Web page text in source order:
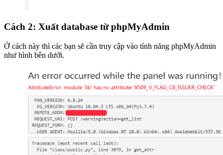
Cách 2: Xuất database từ phpMyAdmin
Ở cách này thì các bạn sẽ cần truy cập vào tính năng phpMyAdmin
như hình bên dưới.